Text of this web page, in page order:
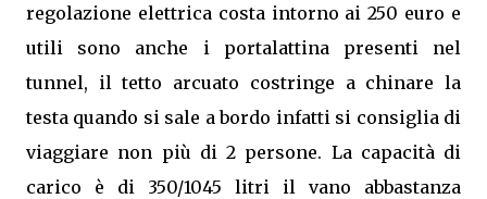
regolazione elettrica costa intorno ai 250 euro e
utili sono anche i portalattina presenti nel
tunnel, il tetto arcuato costringe a chinare la
testa quando si sale a bordo infatti si consiglia di
viaggiare non più di 2 persone. La capacità di
carico è di 350/1045 litri il vano abbastanza